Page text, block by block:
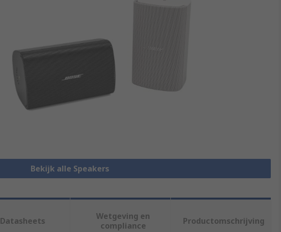
Bekijk alle Speakers
Datasheets
Wetgeving en
compliance
Productomschrijving